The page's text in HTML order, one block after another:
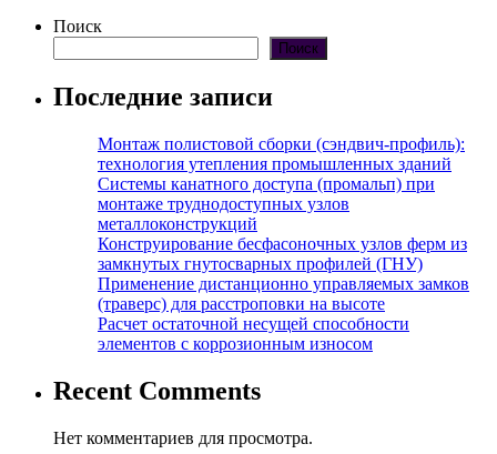
Поиск
Поиск
Последние записи
Монтаж полистовой сборки (сэндвич-профиль):
технология утепления промышленных зданий
Системы канатного доступа (промальп) при
монтаже труднодоступных узлов
металлоконструкций
Конструирование бесфасоночных узлов ферм из
замкнутых гнутосварных профилей (ГНУ)
Применение дистанционно управляемых замков
(траверс) для расстроповки на высоте
Расчет остаточной несущей способности
элементов с коррозионным износом
Recent Comments
Нет комментариев для просмотра.